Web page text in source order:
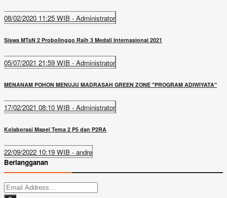
08/02/2020 11:25 WIB - Administrator
Siswa MTsN 2 Probolinggo Raih 3 Medali Internasional 2021
05/07/2021 21:59 WIB - Administrator
MENANAM POHON MENUJU MADRASAH GREEN ZONE "PROGRAM ADIWIYATA"
17/02/2021 08:10 WIB - Administrator
Kolaborasi Mapel Tema 2 P5 dan P2RA
22/09/2022 10:19 WIB - andre
Berlangganan